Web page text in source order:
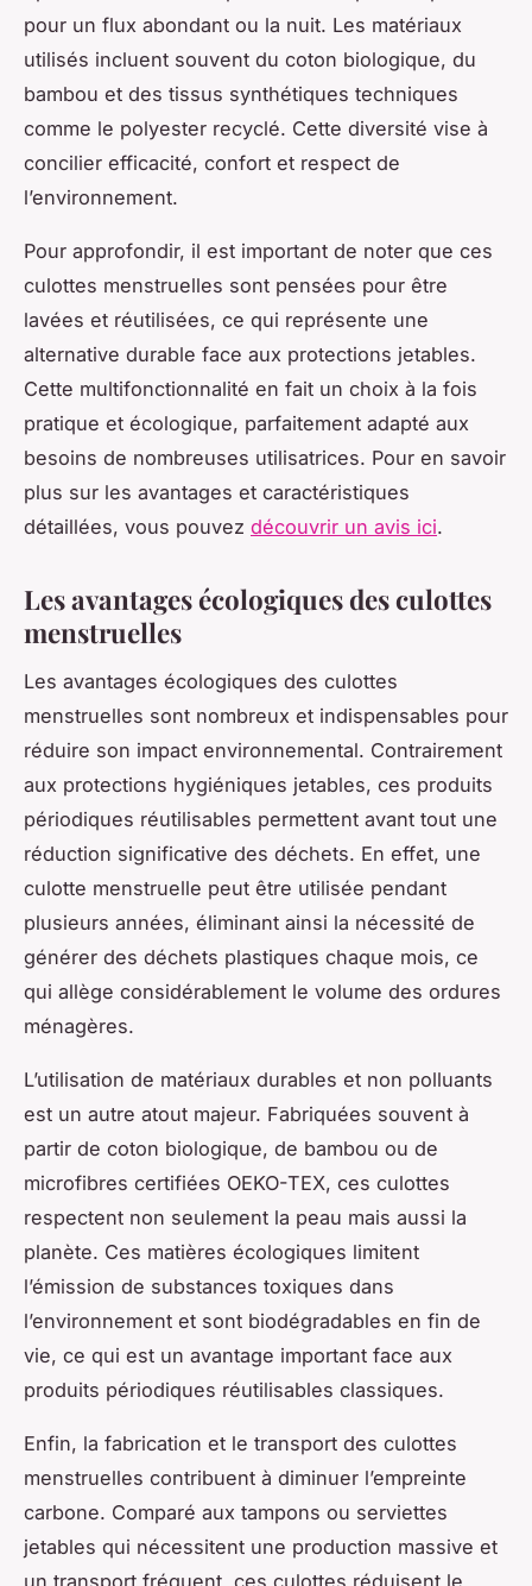
pour un flux abondant ou la nuit. Les matériaux
utilisés incluent souvent du coton biologique, du
bambou et des tissus synthétiques techniques
comme le polyester recyclé. Cette diversité vise à
concilier efficacité, confort et respect de
l’environnement.
Pour approfondir, il est important de noter que ces
culottes menstruelles sont pensées pour être
lavées et réutilisées, ce qui représente une
alternative durable face aux protections jetables.
Cette multifonctionnalité en fait un choix à la fois
pratique et écologique, parfaitement adapté aux
besoins de nombreuses utilisatrices. Pour en savoir
plus sur les avantages et caractéristiques
détaillées, vous pouvez découvrir un avis ici.
Les avantages écologiques des culottes
menstruelles
Les avantages écologiques des culottes
menstruelles sont nombreux et indispensables pour
réduire son impact environnemental. Contrairement
aux protections hygiéniques jetables, ces produits
périodiques réutilisables permettent avant tout une
réduction significative des déchets. En effet, une
culotte menstruelle peut être utilisée pendant
plusieurs années, éliminant ainsi la nécessité de
générer des déchets plastiques chaque mois, ce
qui allège considérablement le volume des ordures
ménagères.
L’utilisation de matériaux durables et non polluants
est un autre atout majeur. Fabriquées souvent à
partir de coton biologique, de bambou ou de
microfibres certifiées OEKO-TEX, ces culottes
respectent non seulement la peau mais aussi la
planète. Ces matières écologiques limitent
l’émission de substances toxiques dans
l’environnement et sont biodégradables en fin de
vie, ce qui est un avantage important face aux
produits périodiques réutilisables classiques.
Enfin, la fabrication et le transport des culottes
menstruelles contribuent à diminuer l’empreinte
carbone. Comparé aux tampons ou serviettes
jetables qui nécessitent une production massive et
un transport fréquent, ces culottes réduisent le